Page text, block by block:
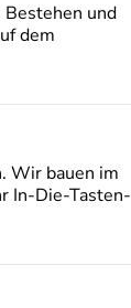
Bestehen und
dem
Wir bauen im
In-Die-Tasten-